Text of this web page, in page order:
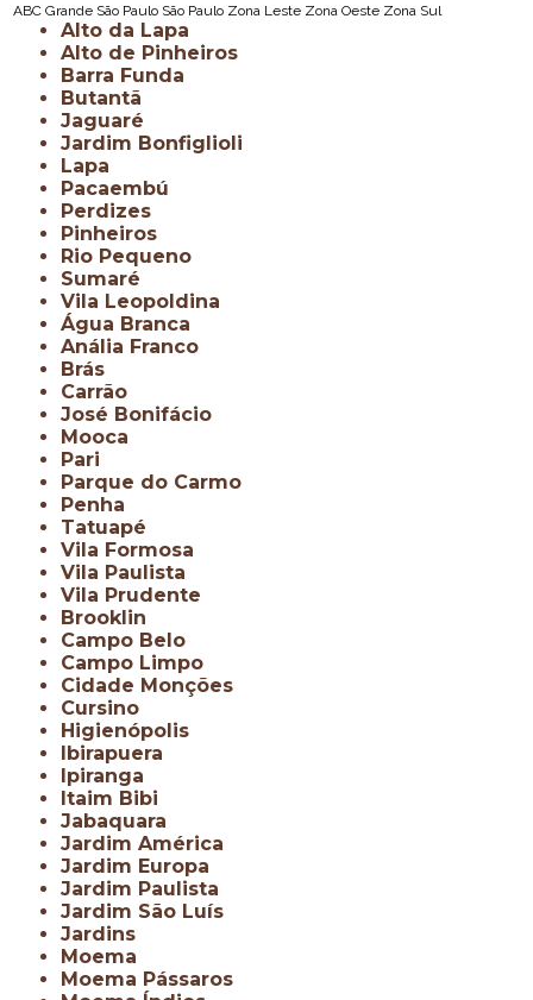
ABCGrande São Paulo São Paulo Zona Leste Zona Oeste Zona Sul
Alto da Lapa
Alto de Pinheiros
Barra Funda
Butantã
Jaguaré
Jardim Bonfiglioli
Lapa
Pacaembú
Perdizes
Pinheiros
Rio Pequeno
Sumaré
Vila Leopoldina
Água Branca
Anália Franco
Brás
Carrão
José Bonifácio
Mooca
Pari
Parque do Carmo
Penha
Tatuapé
Vila Formosa
Vila Paulista
Vila Prudente
Brooklin
Campo Belo
Campo Limpo
Cidade Monções
Cursino
Higienópolis
Ibirapuera
Ipiranga
Itaim Bibi
Jabaquara
Jardim América
Jardim Europa
Jardim Paulista
Jardim São Luís
Jardins
Moema
Moema Pássaros